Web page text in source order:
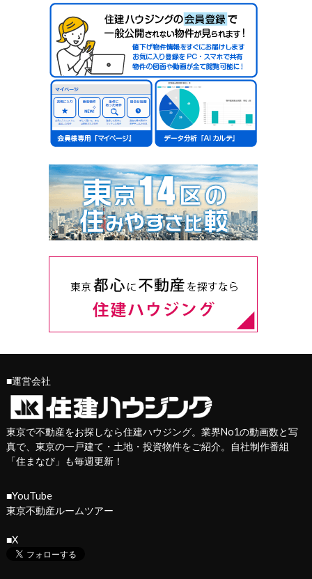
■運営会社
東京で不動産をお探しなら住建ハウジング。業界No1の動画数と写
真で、東京の一戸建て・土地・投資物件をご紹介。自社制作番組
「住まなび」も毎週更新！
■YouTube
東京不動産ルームツアー
■X